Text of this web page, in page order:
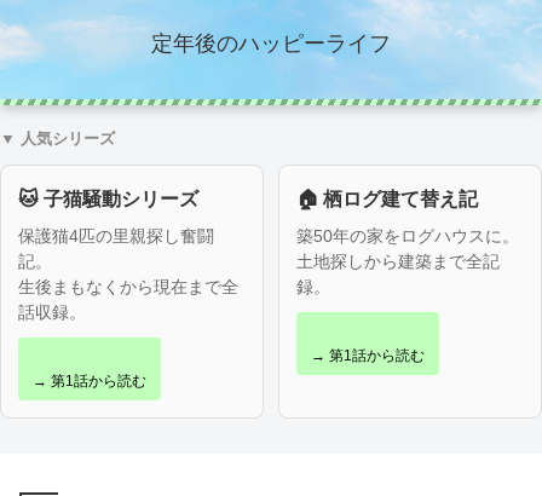
定年後のハッピーライフ
▼ 人気シリーズ
🐱 子猫騒動シリーズ
保護猫4匹の里親探し奮闘
記。
生後まもなくから現在まで全
話収録。
→ 第1話から読む
🏠 栖ログ建て替え記
築50年の家をログハウスに。
土地探しから建築まで全記
録。
→ 第1話から読む